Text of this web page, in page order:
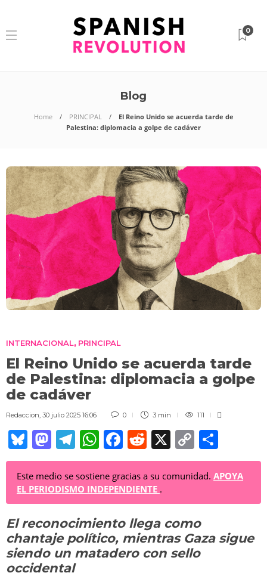
0
Blog
Home PRINCIPAL
El Reino Unido se acuerda tarde de
Palestina: diplomacia a golpe de cadáver
INTERNACIONAL, PRINCIPAL
El Reino Unido se acuerda tarde
de Palestina: diplomacia a golpe
de cadáver
Redaccion 30 julio 2025 16:06 0 3 min 111
Bl
u
e
sk
y
M
a
st
o
d
o
n
T
el
e
gr
a
m
W
h
at
s
A
p
p
F
a
c
e
b
o
o
R
e
d
di
t
X C
o
p
Li
n
k
o
m
tir
Este medio se sostiene gracias a su comunidad. APOYA
EL PERIODISMO INDEPENDIENTE .
El reconocimiento llega como
chantaje político, mientras Gaza sigue
siendo un matadero con sello
occidental